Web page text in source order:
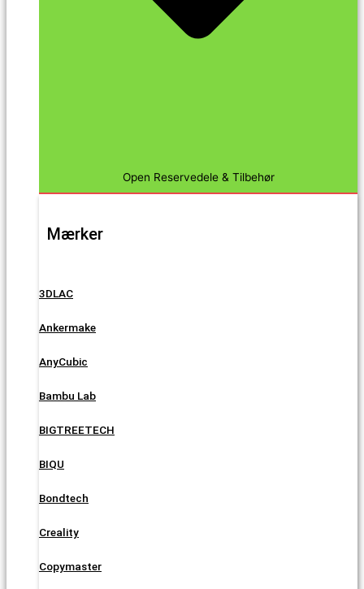
Open Reservedele & Tilbehør
Mærker
3DLAC
Ankermake
AnyCubic
Bambu Lab
BIGTREETECH
BIQU
Bondtech
Creality
Copymaster